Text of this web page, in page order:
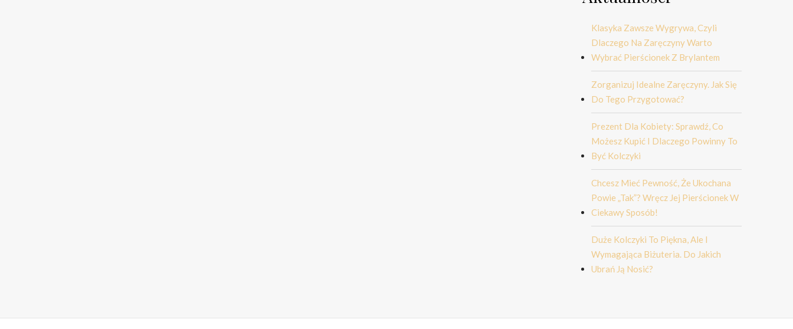
Klasyka Zawsze Wygrywa, Czyli
Dlaczego Na Zaręczyny Warto
Wybrać Pierścionek Z Brylantem
Zorganizuj Idealne Zaręczyny. Jak Się
Do Tego Przygotować?
Prezent Dla Kobiety: Sprawdź, Co
Możesz Kupić I Dlaczego Powinny To
Być Kolczyki
Chcesz Mieć Pewność, Że Ukochana
Powie „tak”? Wręcz Jej Pierścionek W
Ciekawy Sposób!
Duże Kolczyki To Piękna, Ale I
Wymagająca Biżuteria. Do Jakich
Ubrań Ją Nosić?